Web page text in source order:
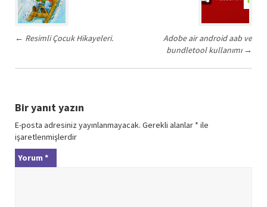
← Resimli Çocuk Hikayeleri.
Adobe air android aab ve
bundletool kullanımı →
Bir yanıt yazın
E-posta adresiniz yayınlanmayacak. Gerekli alanlar * ile
işaretlenmişlerdir
Yorum *